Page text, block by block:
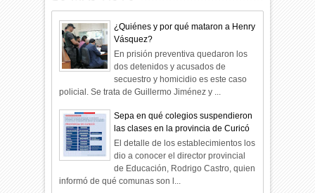
¿Quiénes y por qué mataron a Henry
Vásquez?
En prisión preventiva quedaron los
dos detenidos y acusados de
secuestro y homicidio es este caso
policial. Se trata de Guillermo Jiménez y ...
Sepa en qué colegios suspendieron
las clases en la provincia de Curicó
El detalle de los establecimientos los
dio a conocer el director provincial
de Educación, Rodrigo Castro, quien
informó de qué comunas son l...